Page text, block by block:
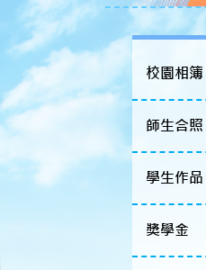
校園相簿
師生合照
學生作品
獎學金